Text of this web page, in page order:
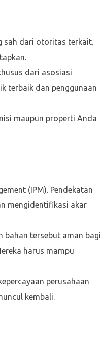
sah dari otoritas terkait.
dari asosiasi
terbaik dan penggunaan
maupun properti Anda
(IPM). Pendekatan
mengidentifikasi akar
bahan tersebut aman bagi
harus mampu
perusahaan
kembali.